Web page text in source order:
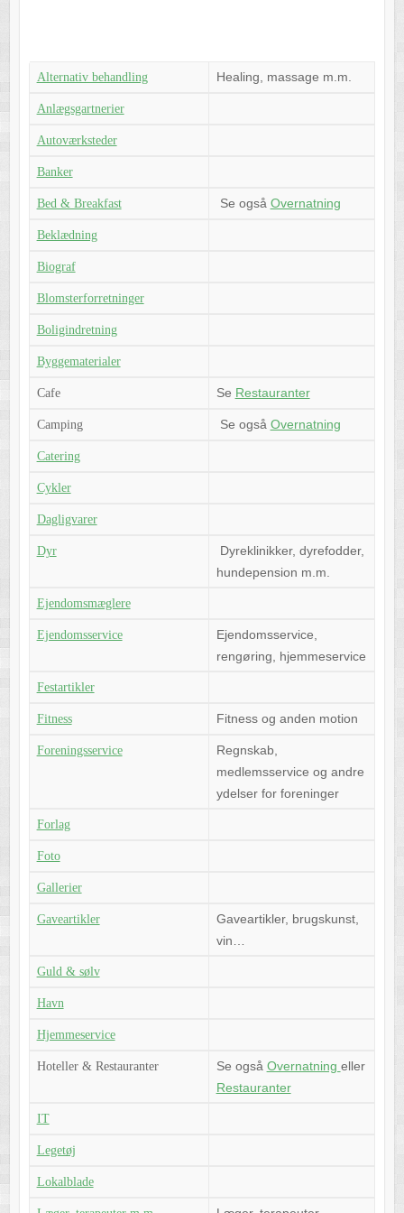
Alternativ behandling Healing, massage m.m.
Anlægsgartnerier
Autoværksteder
Banker
Bed & Breakfast Se også Overnatning
Beklædning
Biograf
Blomsterforretninger
Boligindretning
Byggematerialer
Cafe Se Restauranter
Camping Se også Overnatning
Catering
Cykler
Dagligvarer
Dyr
Dyreklinikker, dyrefodder,
hundepension m.m.
Ejendomsmæglere
Ejendomsservice
Ejendomsservice,
rengøring, hjemmeservice
Festartikler
Fitness Fitness og anden motion
Foreningsservice
Regnskab,
medlemsservice og andre
ydelser for foreninger
Forlag
Foto
Gallerier
Gaveartikler
Gaveartikler, brugskunst,
vin…
Guld & sølv
Havn
Hjemmeservice
Hoteller & Restauranter Se også Overnatning eller
Restauranter
IT
Legetøj
Lokalblade